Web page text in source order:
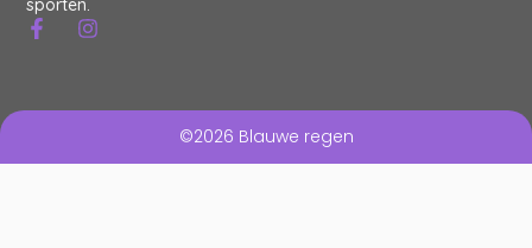
sporten.
©2026 Blauwe regen